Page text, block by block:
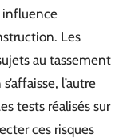
influence
Les
au tassement
l’autre
tests réalisés sur
ces risques